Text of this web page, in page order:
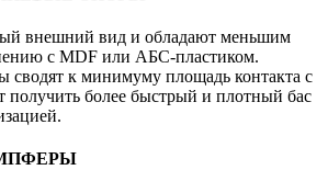
внешний вид и обладают меньшим
с MDF или АБС-пластиком.
к минимуму площадь контакта с
получить более быстрый и плотный бас